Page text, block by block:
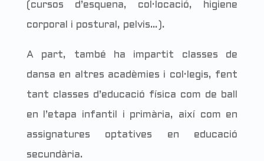
(cursos d’esquena, col·locació, higiene
corporal i postural, pelvis…).
A part, també ha impartit classes de
dansa en altres acadèmies i col·legis, fent
tant classes d’educació física com de ball
en l’etapa infantil i primària, així com en
assignatures optatives en educació
secundària.